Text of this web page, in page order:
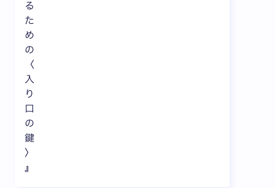
る
た
め
の
〈
入
り
口
の
鍵
〉
』